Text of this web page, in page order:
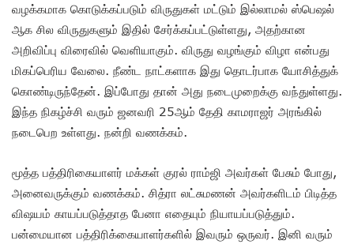
வழக்கமாக கொடுக்கப்படும் விருதுகள் மட்டும் இல்லாமல் ஸ்பெஷல்
ஆக சில விருதுகளும் இதில் சேர்க்கப்பட்டுள்ளது, அதற்கான
அறிவிப்பு விரைவில் வெளியாகும். விருது வழங்கும் விழா என்பது
மிகப்பெரிய வேலை. நீண்ட நாட்களாக இது தொடர்பாக யோசித்துக்
கொண்டிருந்தேன். இப்போது தான் அது நடைமுறைக்கு வந்துள்ளது.
இந்த நிகழ்ச்சி வரும் ஜனவரி 25ஆம் தேதி காமராஜர் அரங்கில்
நடைபெற உள்ளது. நன்றி வணக்கம்.
மூத்த பத்திரிகையாளர் மக்கள் குரல் ராம்ஜி அவர்கள் பேசும் போது,
அனைவருக்கும் வணக்கம். சித்ரா லட்சுமணன் அவர்களிடம் பிடித்த
விஷயம் காயப்படுத்தாத பேனா எதையும் நியாயப்படுத்தும்.
பன்மையான பத்திரிக்கையாளர்களில் இவரும் ஒருவர். இனி வரும்